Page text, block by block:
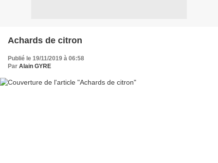
Achards de citron
Publié le 19/11/2019 à 06:58
Par Alain GYRE